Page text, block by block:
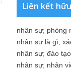
Liên kết
nhân sự; phòng
nhân sự là gì;
nhân sự; đào
nhân sự; nhân